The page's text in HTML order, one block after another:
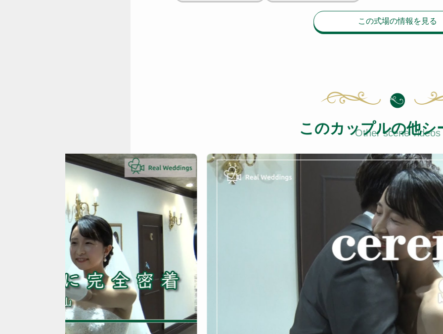
この式場の情報を見る
Other scene videos
このカップルの他シ